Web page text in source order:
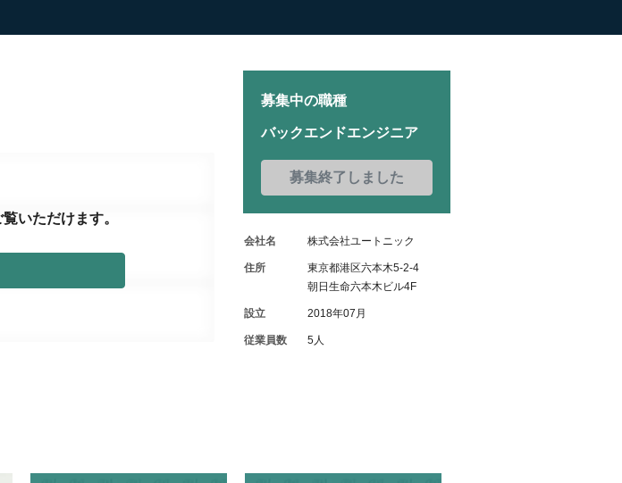
覧いただけます。
募集中の職種
バックエンドエンジニア
募集終了しました
会社名 株式会社ユートニック
住所
東京都港区六本木5-2-4
朝日生命六本木ビル4F
設立 2018年07月
従業員数 5人